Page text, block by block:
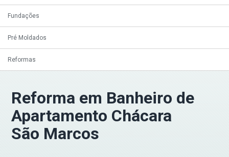
Fundações
Pré Moldados
Reformas
Reforma em Banheiro de
Apartamento Chácara
São Marcos